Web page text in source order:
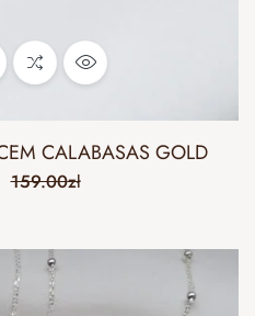
CALABASAS GOLD
159.00zł